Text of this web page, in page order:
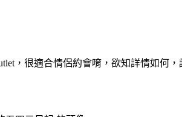
，很適合情侶約會唷，欲知詳情如何，